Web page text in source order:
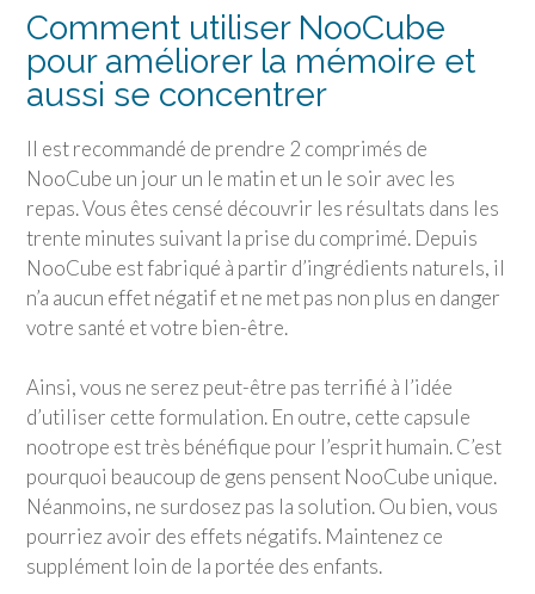
Comment utiliser NooCube
pour améliorer la mémoire et
aussi se concentrer
Il est recommandé de prendre 2 comprimés de
NooCube un jour un le matin et un le soir avec les
repas. Vous êtes censé découvrir les résultats dans les
trente minutes suivant la prise du comprimé. Depuis
NooCube est fabriqué à partir d’ingrédients naturels, il
n’a aucun effet négatif et ne met pas non plus en danger
votre santé et votre bien-être.
Ainsi, vous ne serez peut-être pas terrifié à l’idée
d’utiliser cette formulation. En outre, cette capsule
nootrope est très bénéfique pour l’esprit humain. C’est
pourquoi beaucoup de gens pensent NooCube unique.
Néanmoins, ne surdosez pas la solution. Ou bien, vous
pourriez avoir des effets négatifs. Maintenez ce
supplément loin de la portée des enfants.